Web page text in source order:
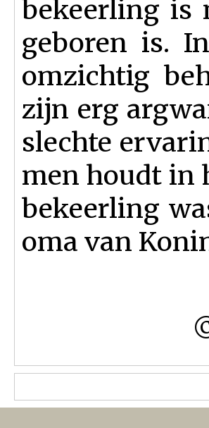
bekeerling is
geboren is.
omzichtig
zijn erg
slechte
men houdt in
bekeerling
oma van